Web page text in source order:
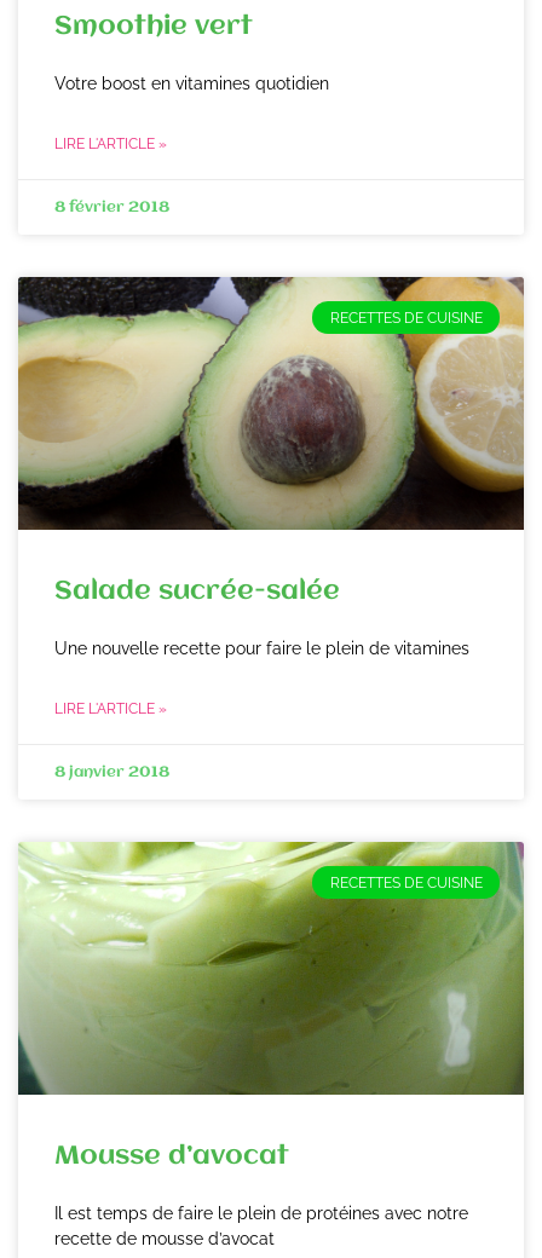
Smoothie vert
Votre boost en vitamines quotidien
LIRE L'ARTICLE »
8 février 2018
RECETTES DE CUISINE
Salade sucrée-salée
Une nouvelle recette pour faire le plein de vitamines
LIRE L'ARTICLE »
8 janvier 2018
RECETTES DE CUISINE
Mousse d’avocat
Il est temps de faire le plein de protéines avec notre
recette de mousse d’avocat